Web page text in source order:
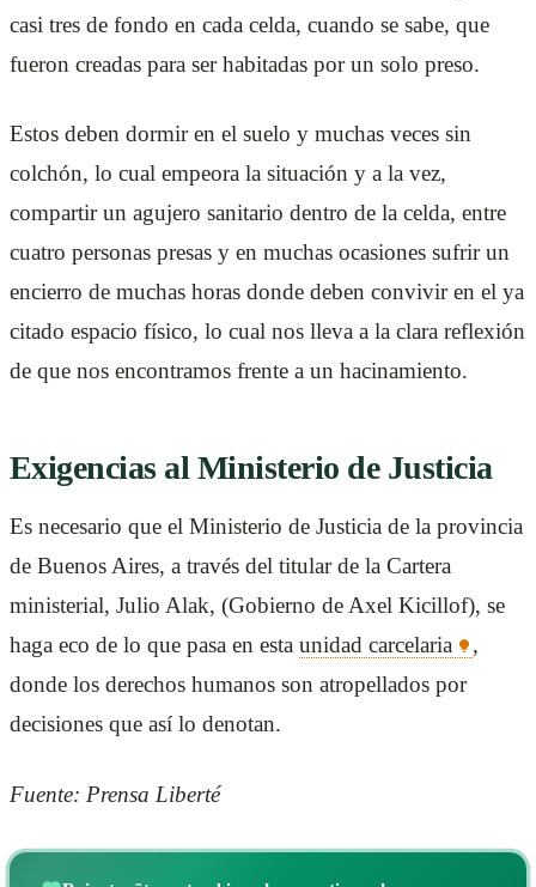
casi tres de fondo en cada celda, cuando se sabe, que
fueron creadas para ser habitadas por un solo preso.
Estos deben dormir en el suelo y muchas veces sin
colchón, lo cual empeora la situación y a la vez,
compartir un agujero sanitario dentro de la celda, entre
cuatro personas presas y en muchas ocasiones sufrir un
encierro de muchas horas donde deben convivir en el ya
citado espacio físico, lo cual nos lleva a la clara reflexión
de que nos encontramos frente a un hacinamiento.
Exigencias al Ministerio de Justicia
Es necesario que el Ministerio de Justicia de la provincia
de Buenos Aires, a través del titular de la Cartera
ministerial, Julio Alak, (Gobierno de Axel Kicillof), se
haga eco de lo que pasa en esta unidad carcelaria
,
donde los derechos humanos son atropellados por
decisiones que así lo denotan.
Fuente: Prensa Liberté